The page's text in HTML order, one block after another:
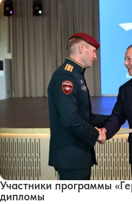
Участники программы
дипломы